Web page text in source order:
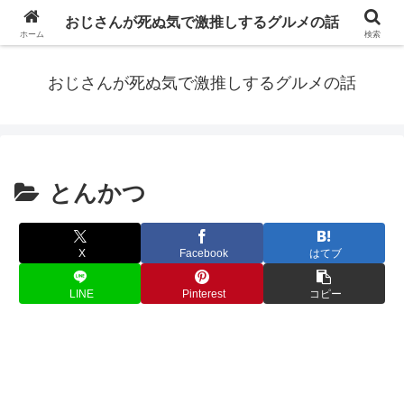
仕事と食べ歩きが趣味の大阪で働くアラフォーおじさんが「関西」で実際食べ
おじさんが死ぬ気で激推しするグルメの話
とんかつ
X Facebook はてブ
LINE Pinterest コピー
ホーム
おじさんが死ぬ気で激推しするグルメの話
検索